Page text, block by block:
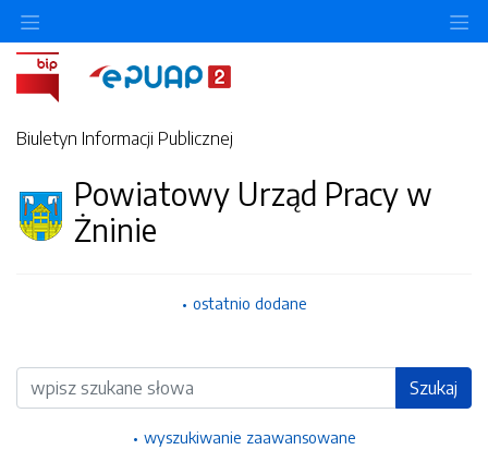
Biuletyn Informacji Publicznej
Powiatowy Urząd Pracy w
Żninie
ostatnio dodane
Wyszukiwarka Szukaj
wyszukiwanie zaawansowane